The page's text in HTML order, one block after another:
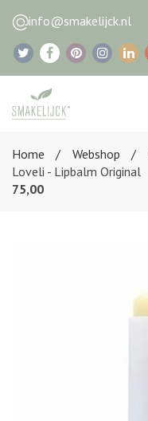
info@smakelijck.nl
Home
Webshop
Loveli - Lipbalm Original
75,00